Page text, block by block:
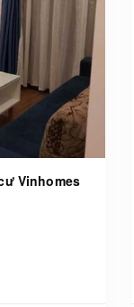
Vinhomes